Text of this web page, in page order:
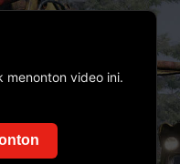
menonton video ini.